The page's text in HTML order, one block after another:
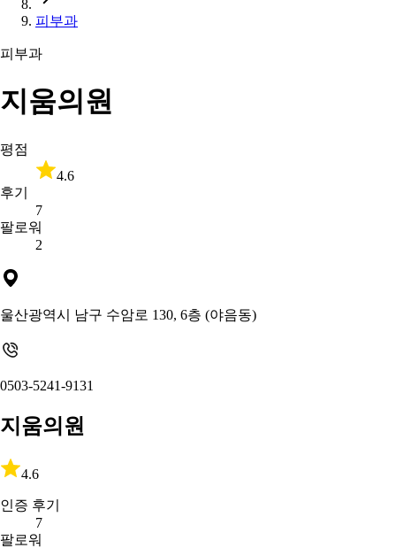
피부과
피부과
지움의원
평점
4.6
후기
7
팔로워
2
울산광역시 남구 수암로 130, 6층 (야음동)
0503-5241-9131
지움의원
4.6
인증 후기
7
팔로워